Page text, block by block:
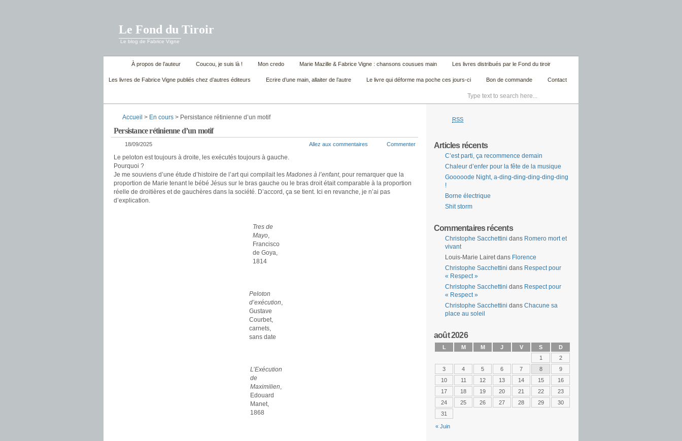
Le Fond du Tiroir
Le blog de Fabrice Vigne
À propos de l’auteur Coucou, je suis là ! Mon credo Marie Mazille & Fabrice Vigne : chansons cousues main Les livres distribués par le Fond du tiroir
Les livres de Fabrice Vigne publiés chez d’autres éditeurs Ecrire d’une main, allaiter de l’autre Le livre qui déforme ma poche ces jours-ci Bon de commande Contact
Accueil > En cours > Persistance rétinienne d’un motif
Persistance rétinienne d’un motif
18/09/2025 Commenter
Allez aux commentaires
Le peloton est toujours à droite, les exécutés toujours à gauche.
Pourquoi ?
Je me souviens d’une étude d’histoire de l’art qui compilait les Madones à l’enfant, pour remarquer que la
proportion de Marie tenant le bébé Jésus sur le bras gauche ou le bras droit était comparable à la proportion
réelle de droitières et de gauchères dans la société. D’accord, ça se tient. Ici en revanche, je n’ai pas
d’explication.
Tres de
Mayo,
Francisco
de Goya,
1814
Peloton
d’exécution,
Gustave
Courbet,
carnets,
sans date
L’Exécution
de
Maximilien,
Edouard
Manet,
1868
RSS
Articles récents
C’est parti, ça recommence demain
Chaleur d’enfer pour la fête de la musique
Gooooode Night, a-ding-ding-ding-ding-ding
!
Borne électrique
Shit storm
Commentaires récents
Christophe Sacchettini dans Romero mort et
vivant
Louis-Marie Lairetdans Florence
Christophe Sacchettini dans Respect pour
« Respect »
Christophe Sacchettini dans Respect pour
« Respect »
Christophe Sacchettini dans Chacune sa
place au soleil
août 2026
L M M J V S D
« Juin
1
2
3
4 5 6 7 8
9
10
11 12 13 14 15
16
17
18 19 20 21 22
23
24
25 26 27 28 29
30
31